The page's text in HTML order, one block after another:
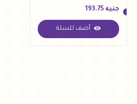
جنيه
جنيه 193.75
أضف للسلة